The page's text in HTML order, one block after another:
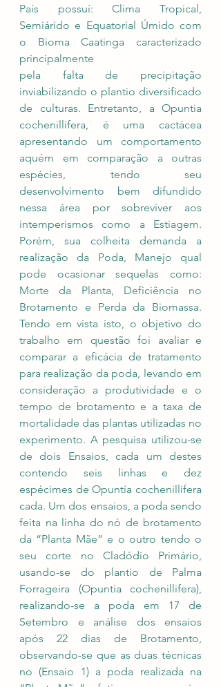
País possuí: Clima Tropical,
Semiárido e Equatorial Úmido com
o Bioma Caatinga caracterizado
principalmente
pela falta de precipitação
inviabilizando o plantio diversificado
de culturas. Entretanto, a Opuntia
cochenillifera, é uma cactácea
apresentando um comportamento
aquém em comparação a outras
espécies, tendo seu
desenvolvimento bem difundido
nessa área por sobreviver aos
intemperismos como a Estiagem.
Porém, sua colheita demanda a
realização da Poda, Manejo qual
pode ocasionar sequelas como:
Morte da Planta, Deficiência no
Brotamento e Perda da Biomassa.
Tendo em vista isto, o objetivo do
trabalho em questão foi avaliar e
comparar a eficácia de tratamento
para realização da poda, levando em
consideração a produtividade e o
tempo de brotamento e a taxa de
mortalidade das plantas utilizadas no
experimento. A pesquisa utilizou-se
de dois Ensaios, cada um destes
contendo seis linhas e dez
espécimes de Opuntia cochenillifera
cada. Um dos ensaios, a poda sendo
feita na linha do nó de brotamento
da “Planta Mãe” e o outro tendo o
seu corte no Cladódio Primário,
usando-se do plantio de Palma
Forrageira (Opuntia cochenillifera),
realizando-se a poda em 17 de
Setembro e análise dos ensaios
após 22 dias de Brotamento,
observando-se que as duas técnicas
no (Ensaio 1) a poda realizada na